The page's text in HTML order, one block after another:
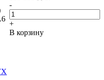
-
+
В корзину